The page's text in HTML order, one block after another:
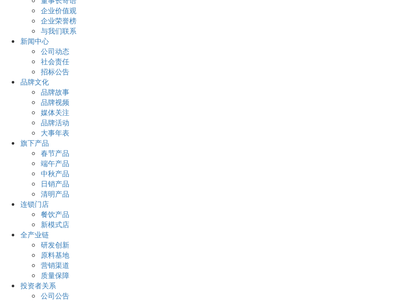
企业价值观
企业荣誉榜
与我们联系
新闻中心
公司动态
社会责任
招标公告
品牌文化
品牌故事
品牌视频
媒体关注
品牌活动
大事年表
旗下产品
春节产品
端午产品
中秋产品
日销产品
清明产品
连锁门店
餐饮产品
新模式店
全产业链
研发创新
原料基地
营销渠道
质量保障
投资者关系
公司公告